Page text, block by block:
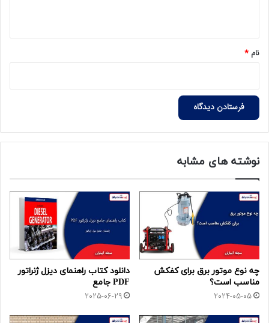
نام *
نوشته های مشابه
چه نوع موتور برق برای کفکش
مناسب است؟
2024-05-05
دانلود کتاب راهنمای دیزل ژنراتور
PDF جامع
2025-06-29